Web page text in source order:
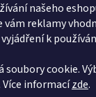
našeho
reklamy
k
soubory cookie.
informacízde.